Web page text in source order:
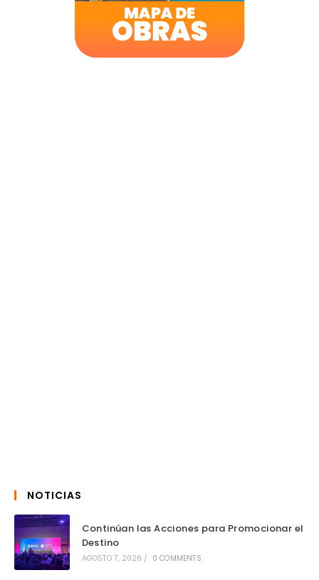
NOTICIAS
Continúan las Acciones para Promocionar el
Destino
AGOSTO 7, 2026 / 0 COMMENTS